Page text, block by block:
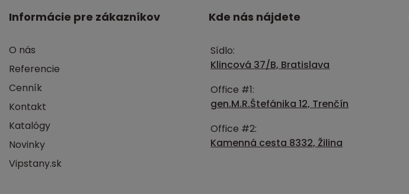
Informácie pre zákazníkov
O nás
Referencie
Cenník
Kontakt
Katalógy
Novinky
Vipstany.sk
Kde nás nájdete
Sídlo:
Klincová 37/B, Bratislava
Office #1:
gen.M.R.Štefánika 12, Trenčín
Office #2:
Kamenná cesta 8332, Žilina